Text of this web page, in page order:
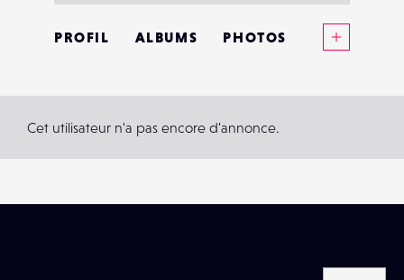
PROFIL ALBUMS PHOTOS
CONTACTS
ÉVÉNEMENTS
Cet utilisateur n'a pas encore d'annonce.